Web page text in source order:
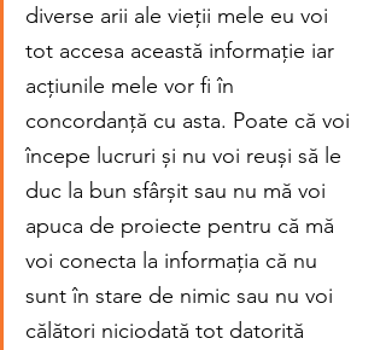
diverse arii ale vieții mele eu voi
tot accesa această informație iar
acțiunile mele vor fi în
concordanță cu asta. Poate că voi
începe lucruri și nu voi reuși să le
duc la bun sfârșit sau nu mă voi
apuca de proiecte pentru că mă
voi conecta la informația că nu
sunt în stare de nimic sau nu voi
călători niciodată tot datorită